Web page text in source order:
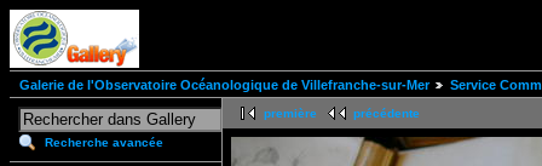
Galerie de l'Observatoire Océanologique de Villefranche-sur-Mer Service
Recherche avancée
première précédente